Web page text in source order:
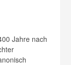
Jahre nach